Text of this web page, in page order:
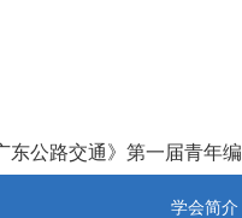
东公路交通》第一届青年
学会简介